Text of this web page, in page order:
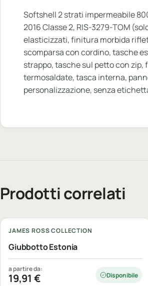
Softshell 2 strati impermeabile
2016 Classe 2, RIS-3279-TOM
elasticizzati, finitura morbida
scomparsa con cordino, tasche
strappo, tasche sul petto con
termosaldate, tasca interna,
personalizzazione, senza
Prodotti correlati
JAMES ROSS COLLECTION
Giubbotto Estonia
a partire da:
19,91 € Disponibile